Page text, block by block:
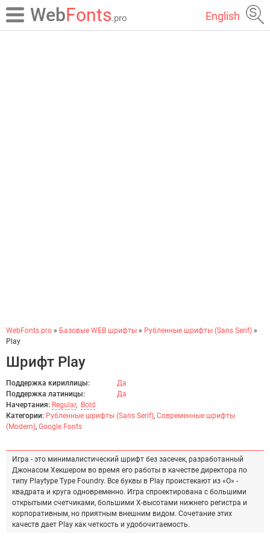
WebFonts.pro English
WebFonts.pro » Базовые WEB шрифты » Рубленные шрифты (Sans Serif) »
Play
Шрифт Play
Поддержка кириллицы:
Да
Поддержка латиницы:
Да
Начертания: Regular, Bold
Категории: Рубленные шрифты (Sans Serif), Современные шрифты
(Modern), Google Fonts
Игра - это минималистический шрифт без засечек, разработанный
Джонасом Хекшером во время его работы в качестве директора по
типу Playtype Type Foundry. Все буквы в Play проистекают из «O» -
квадрата и круга одновременно. Игра спроектирована с большими
открытыми счетчиками, большими X-высотами нижнего регистра и
корпоративным, но приятным внешним видом. Сочетание этих
качеств дает Play как четкость и удобочитаемость.